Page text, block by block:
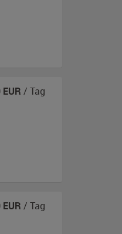
EUR / Tag
EUR / Tag